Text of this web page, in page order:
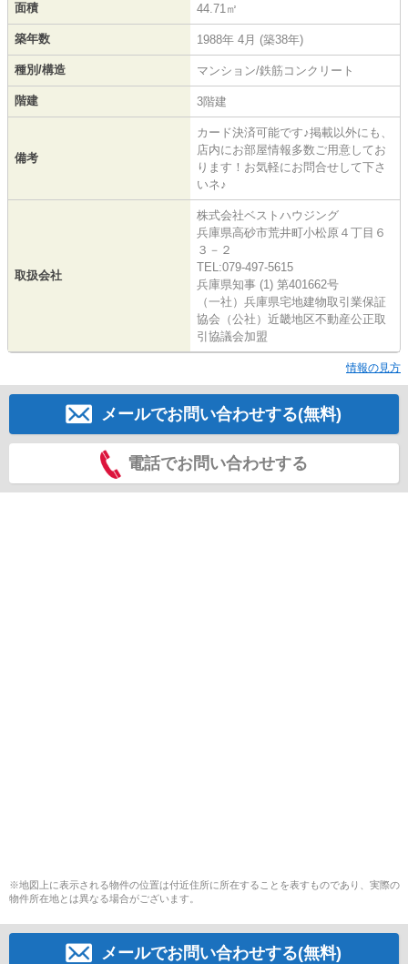
面積 44.71㎡
築年数 1988年 4月 (築38年)
種別/構造 マンション/鉄筋コンクリート
階建 3階建
備考
カード決済可能です♪掲載以外にも、
店内にお部屋情報多数ご用意してお
ります！お気軽にお問合せして下さ
いネ♪
取扱会社
株式会社ベストハウジング
兵庫県高砂市荒井町小松原４丁目６
３－２
TEL:079-497-5615
兵庫県知事 (1) 第401662号
（一社）兵庫県宅地建物取引業保証
協会（公社）近畿地区不動産公正取
引協議会加盟
情報の見方
メールでお問い合わせする(無料)
電話でお問い合わせする
※地図上に表示される物件の位置は付近住所に所在することを表すものであり、実際の
物件所在地とは異なる場合がございます。
メールでお問い合わせする(無料)